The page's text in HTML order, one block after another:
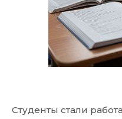
Студенты стали